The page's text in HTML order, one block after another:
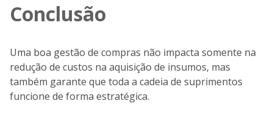
Conclusão
Uma boa gestão de compras não impacta somente na
redução de custos na aquisição de insumos, mas
também garante que toda a cadeia de suprimentos
funcione de forma estratégica.